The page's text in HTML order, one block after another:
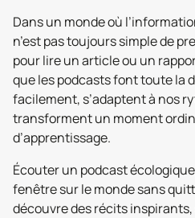
Dans un monde où
n’est pas toujours simple de
pour lire un article ou un
que les podcasts font toute la
facilement, s’adaptent à nos
transforment un moment
d’apprentissage.
Écouter un podcast
fenêtre sur le monde sans
découvre des récits